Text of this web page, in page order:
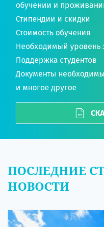
обучении и
Стипендии и скидки
Стоимость обучения
Необходимый уровень
Поддержка студентов
Документы
и многое другое
ПОСЛЕДНИЕ
НОВОСТИ